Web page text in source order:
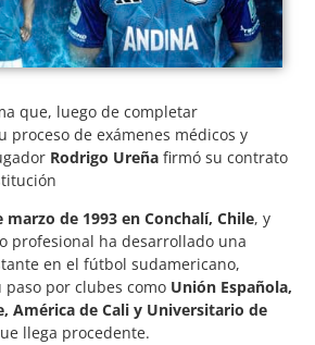
que, luego de completar
proceso de exámenes médicos y
Rodrigo Ureña firmó su contrato
marzo de 1993 en Conchalí, Chile, y
profesional ha desarrollado una
en el fútbol sudamericano,
por clubes como Unión Española,
América de Cali y Universitario de
llega procedente.